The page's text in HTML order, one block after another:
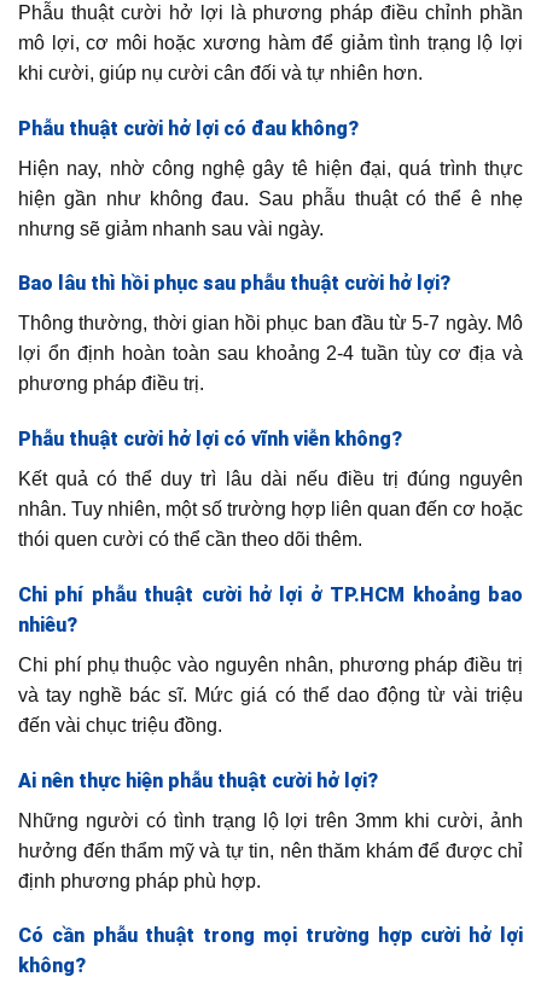
Phẫu thuật cười hở lợi là phương pháp điều chỉnh phần
mô lợi, cơ môi hoặc xương hàm để giảm tình trạng lộ lợi
khi cười, giúp nụ cười cân đối và tự nhiên hơn.
Phẫu thuật cười hở lợi có đau không?
Hiện nay, nhờ công nghệ gây tê hiện đại, quá trình thực
hiện gần như không đau. Sau phẫu thuật có thể ê nhẹ
nhưng sẽ giảm nhanh sau vài ngày.
Bao lâu thì hồi phục sau phẫu thuật cười hở lợi?
Thông thường, thời gian hồi phục ban đầu từ 5-7 ngày. Mô
lợi ổn định hoàn toàn sau khoảng 2-4 tuần tùy cơ địa và
phương pháp điều trị.
Phẫu thuật cười hở lợi có vĩnh viễn không?
Kết quả có thể duy trì lâu dài nếu điều trị đúng nguyên
nhân. Tuy nhiên, một số trường hợp liên quan đến cơ hoặc
thói quen cười có thể cần theo dõi thêm.
Chi phí phẫu thuật cười hở lợi ở TP.HCM khoảng bao
nhiêu?
Chi phí phụ thuộc vào nguyên nhân, phương pháp điều trị
và tay nghề bác sĩ. Mức giá có thể dao động từ vài triệu
đến vài chục triệu đồng.
Ai nên thực hiện phẫu thuật cười hở lợi?
Những người có tình trạng lộ lợi trên 3mm khi cười, ảnh
hưởng đến thẩm mỹ và tự tin, nên thăm khám để được chỉ
định phương pháp phù hợp.
Có cần phẫu thuật trong mọi trường hợp cười hở lợi
không?